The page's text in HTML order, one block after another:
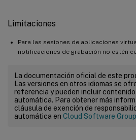
Limitaciones
Para las sesiones de aplicaciones
notificaciones de grabación no estén
La documentación oficial de este
Las versiones en otros idiomas se
referencia y pueden incluir
automática. Para obtener más
cláusula de exención de
automática en Cloud Software